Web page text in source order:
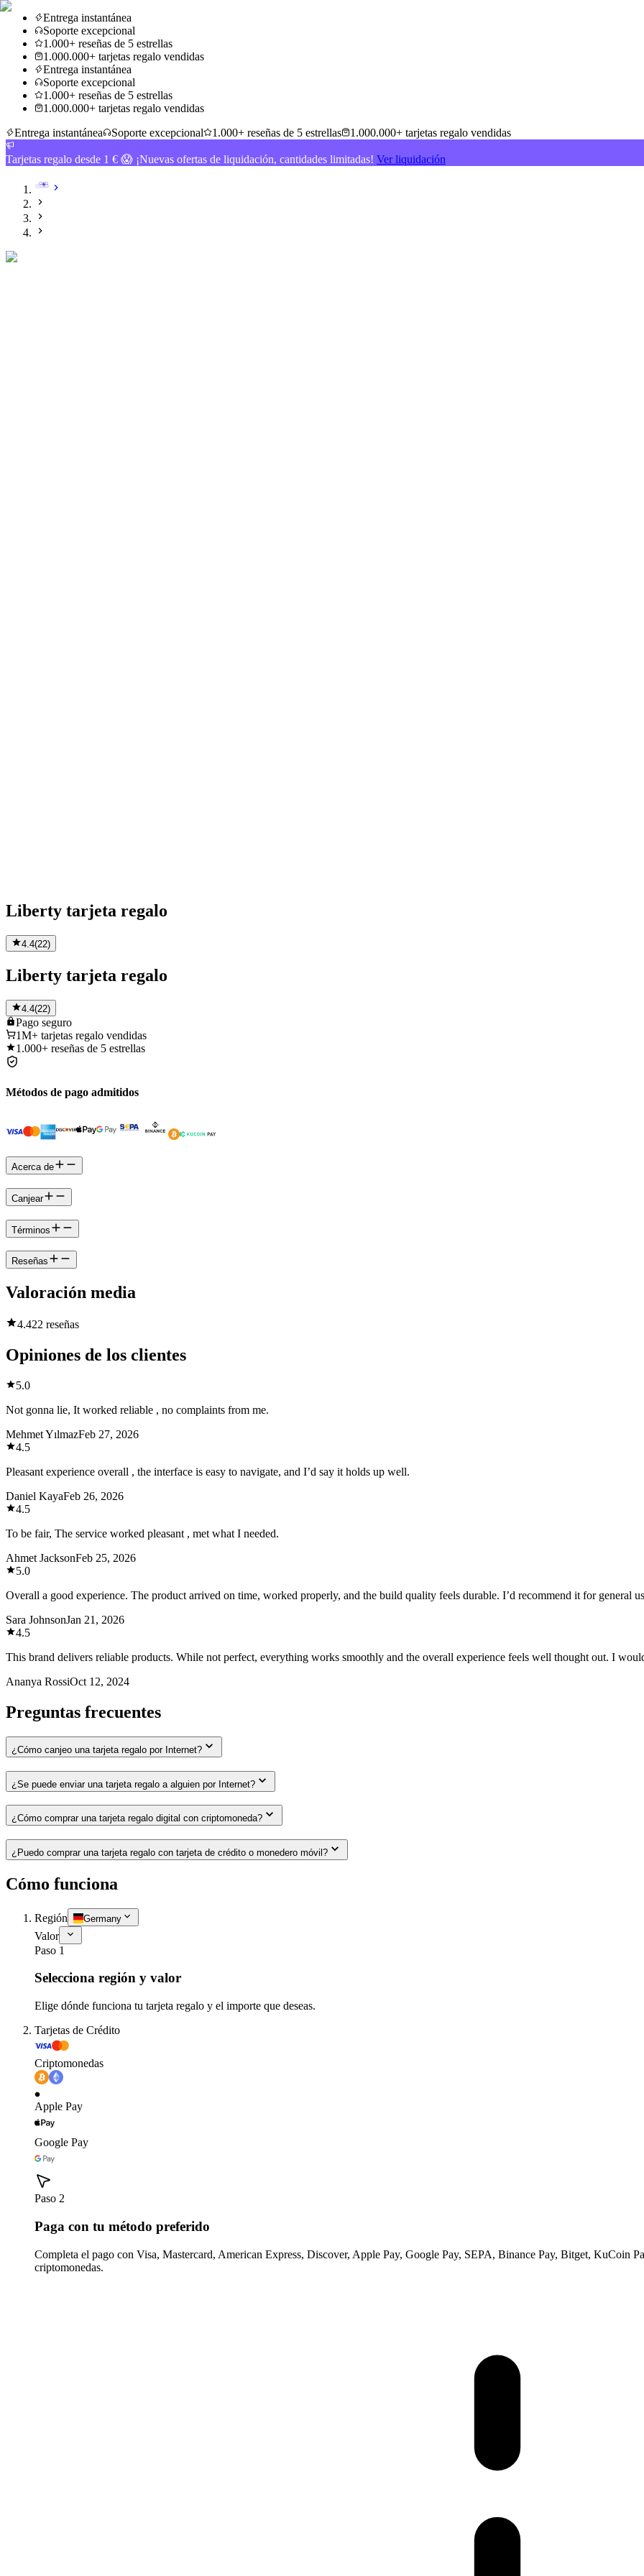
Entrega instantánea
Soporte excepcional
1.000+ reseñas de 5 estrellas
1.000.000+ tarjetas regalo vendidas
Entrega instantánea
Soporte excepcional
1.000+ reseñas de 5 estrellas
1.000.000+ tarjetas regalo vendidas
Entrega instantánea
Soporte excepcional 1.000+ reseñas de 5 estrellas 1.000.000+ tarjetas regalo vendidas
Tarjetas regalo desde 1 € 😱 ¡Nuevas ofertas de liquidación, cantidades limitadas! Ver liquidación
Liberty tarjeta regalo
4.4(22)
Liberty tarjeta regalo
4.4(22)
Pago seguro
1M+ tarjetas regalo vendidas
1.000+ reseñas de 5 estrellas
Métodos de pago admitidos
Acerca de
Canjear
Términos
Reseñas
Valoración media
4.422 reseñas
Opiniones de los clientes
5.0
Not gonna lie, It worked reliable , no complaints from me.
Mehmet YılmazFeb 27, 2026
4.5
Pleasant experience overall , the interface is easy to navigate, and I’d say it holds up well.
Daniel KayaFeb 26, 2026
4.5
To be fair, The service worked pleasant , met what I needed.
Ahmet JacksonFeb 25, 2026
5.0
Overall a good experience. The product arrived on time, worked properly, and the build quality feels durable. I’d recommend it for general
Sara JohnsonJan 21, 2026
4.5
This brand delivers reliable products. While not perfect, everything works smoothly and the overall experience feels well thought out. I
Ananya RossiOct 12, 2024
Preguntas frecuentes
¿Cómo canjeo una tarjeta regalo por Internet?
¿Se puede enviar una tarjeta regalo a alguien por Internet?
¿Cómo comprar una tarjeta regalo digital con criptomoneda?
¿Puedo comprar una tarjeta regalo con tarjeta de crédito o monedero móvil?
Cómo funciona
Región Germany
Valor
Paso 1
Selecciona región y valor
Elige dónde funciona tu tarjeta regalo y el importe que deseas.
Tarjetas de Crédito
Criptomonedas
Apple Pay
Google Pay
Paso 2
Paga con tu método preferido
Completa el pago con Visa, Mastercard, American Express, Discover, Apple Pay, Google Pay, SEPA, Binance Pay, Bitget, KuCoin
criptomonedas.